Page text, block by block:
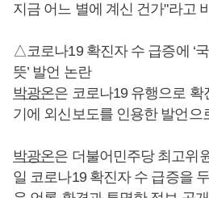
지금 어느 별에 계신 건가"라고
△코로나19 확진자 수 급증에 ‘
뜻’ 발언 논란
박광온은 코로나19 유행으로 확
기에 외신보도를 인용한 발언으
박광온은 더불어민주당 최고위
일 코로나19 확진자 수 급증을